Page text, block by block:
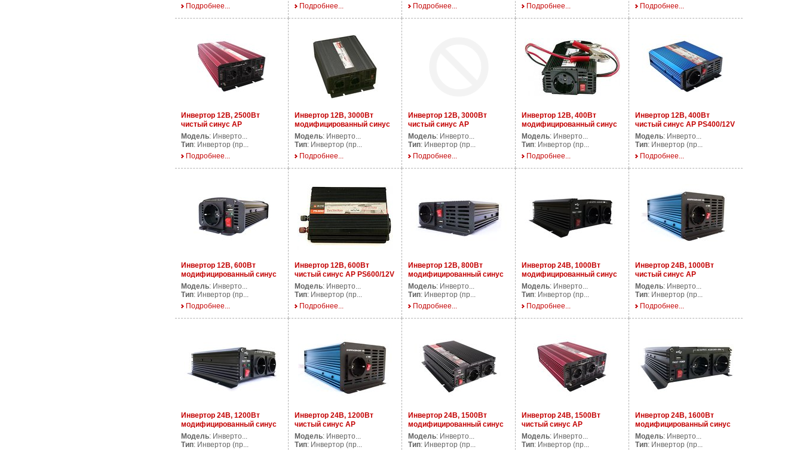
Подробнее...
Подробнее...
Подробнее...
Подробнее...
Подробнее...
Инвертор 12В, 2500Вт
чистый синус AP
PS2500/12V
Модель: Инверто...
Тип: Инвертор (пр...
Подробнее...
Инвертор 12В, 3000Вт
модифицированный синус
AP DS3000/12V
Модель: Инверто...
Тип: Инвертор (пр...
Подробнее...
Инвертор 12В, 3000Вт
чистый синус AP
PS3000/12V
Модель: Инверто...
Тип: Инвертор (пр...
Подробнее...
Инвертор 12В, 400Вт
модифицированный синус
AP DS400/12V
Модель: Инверто...
Тип: Инвертор (пр...
Подробнее...
Инвертор 12В, 400Вт
чистый синус AP PS400/12V
Модель: Инверто...
Тип: Инвертор (пр...
Подробнее...
Инвертор 12В, 600Вт
модифицированный синус
AP DS600/12V
Модель: Инверто...
Тип: Инвертор (пр...
Подробнее...
Инвертор 12В, 600Вт
чистый синус AP PS600/12V
Модель: Инверто...
Тип: Инвертор (пр...
Подробнее...
Инвертор 12В, 800Вт
модифицированный синус
AP DS800/12V
Модель: Инверто...
Тип: Инвертор (пр...
Подробнее...
Инвертор 24В, 1000Вт
модифицированный синус
AP DS1000/24V
Модель: Инверто...
Тип: Инвертор (пр...
Подробнее...
Инвертор 24В, 1000Вт
чистый синус AP
PS1000/24V
Модель: Инверто...
Тип: Инвертор (пр...
Подробнее...
Инвертор 24В, 1200Вт
модифицированный синус
AP DS1200/24V
Модель: Инверто...
Тип: Инвертор (пр...
Инвертор 24В, 1200Вт
чистый синус AP
PS1200/24V
Модель: Инверто...
Тип: Инвертор (пр...
Инвертор 24В, 1500Вт
модифицированный синус
AP DS1500/24V
Модель: Инверто...
Тип: Инвертор (пр...
Инвертор 24В, 1500Вт
чистый синус AP
PS1500/24V
Модель: Инверто...
Тип: Инвертор (пр...
Инвертор 24В, 1600Вт
модифицированный синус
AP DS1600/24V
Модель: Инверто...
Тип: Инвертор (пр...